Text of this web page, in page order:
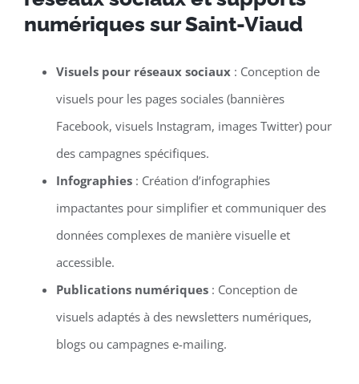
numériques sur Saint-Viaud
Visuels pour réseaux sociaux: Conception de
visuels pour les pages sociales (bannières
Facebook, visuels Instagram, images Twitter) pour
des campagnes spécifiques.
Infographies: Création d’infographies
impactantes pour simplifier et communiquer des
données complexes de manière visuelle et
accessible.
Publications numériques: Conception de
visuels adaptés à des newsletters numériques,
blogs ou campagnes e-mailing.